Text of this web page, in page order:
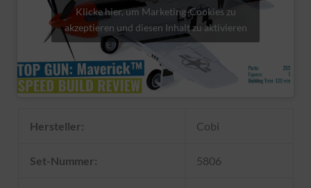
Klicke hier, um Marketing-Cookies zu
akzeptieren und diesen Inhalt zu aktivieren
Hersteller: Cobi
Set-Nummer: 5806